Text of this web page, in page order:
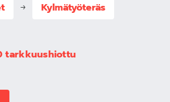
Kylmätyöteräs
tarkkuushiottu